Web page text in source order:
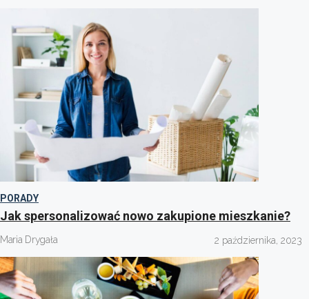
PORADY
Jak spersonalizować nowo zakupione mieszkanie?
Maria Drygała 2 października, 2023